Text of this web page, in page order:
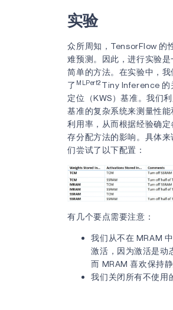
实验
众所周知，TensorFlow 的
难预测。因此，进行实验是
简单的方法。在实验中，我
了 MLPerf2 Tiny Inference 的
定位（KWS）基准。我们
基准的复杂系统来测量性能
利用率，从而根据经验确定
存分配方法的影响。具体来
们尝试了以下配置：
有几个要点需要注意：
我们从不在 MRAM
激活，因为激活是动
而 MRAM 喜欢保持
我们关闭所有不使用